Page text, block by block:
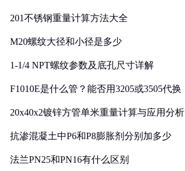
201不锈钢重量计算方法大全
M20螺纹大径和小径是多少
1-1/4 NPT螺纹参数及底孔尺寸详解
F1010E是什么管？能否用3205或3505代换
20x40x2镀锌方管单米重量计算与应用分析
抗渗混凝土中P6和P8膨胀剂分别加多少
法兰PN25和PN16有什么区别